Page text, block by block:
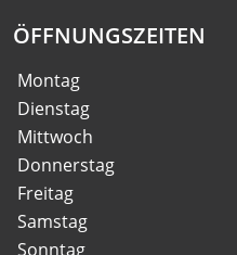
ÖFFNUNGSZEITEN
Montag
Dienstag
Mittwoch
Donnerstag
Freitag
Samstag
Sonntag